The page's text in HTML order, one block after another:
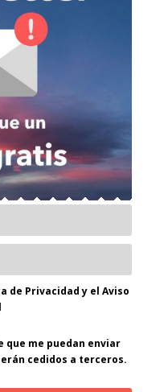
de Privacidad y el Aviso
que me puedan enviar
cedidos a terceros.